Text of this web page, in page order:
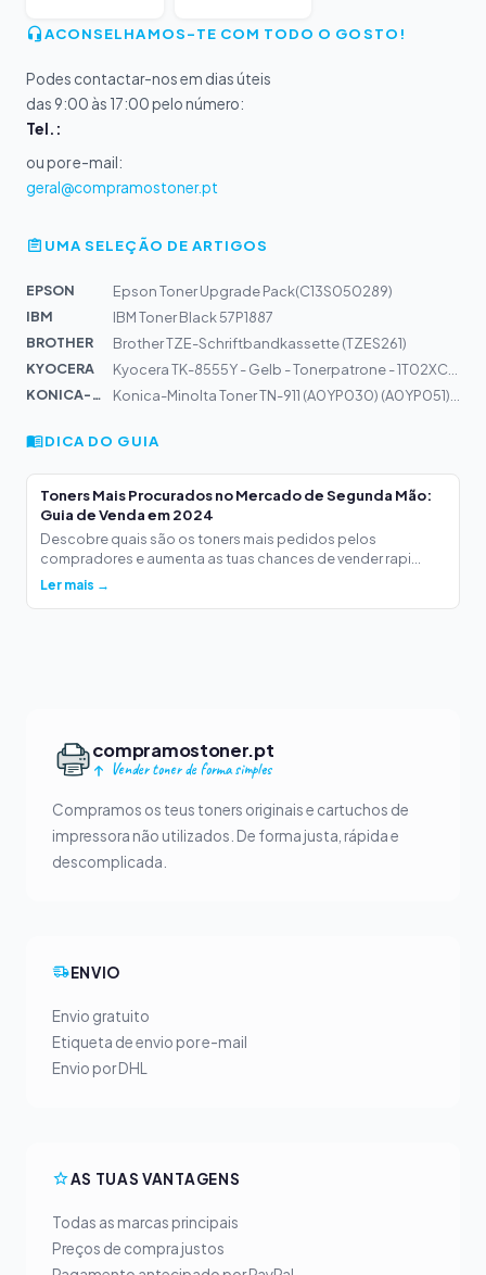
ACONSELHAMOS-TE COM TODO O GOSTO!
Podes contactar-nos em dias úteis
das 9:00 às 17:00 pelo número:
Tel.:
ou por e-mail:
geral@compramostoner.pt
UMA SELEÇÃO DE ARTIGOS
EPSON
Epson Toner Upgrade Pack(C13S050289)
IBM
IBM Toner Black 57P1887
BROTHER
Brother TZE-Schriftbandkassette (TZES261)
KYOCERA
KONICA-MIN...
DICA DO GUIA
Toners Mais Procurados no Mercado de Segunda Mão:
Guia de Venda em 2024
Descobre quais são os toners mais pedidos pelos
compradores e aumenta as tuas chances de vender rapi...
Ler mais →
compramostoner.pt
Vender toner de forma simples
Compramos os teus toners originais e cartuchos de
impressora não utilizados. De forma justa, rápida e
descomplicada.
ENVIO
Envio gratuito
Etiqueta de envio por e-mail
Envio por DHL
AS TUAS VANTAGENS
Todas as marcas principais
Preços de compra justos